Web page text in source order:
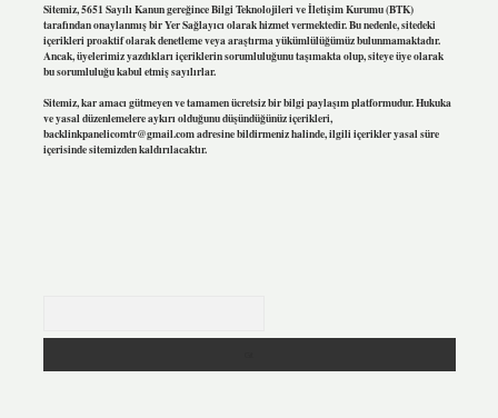
Sitemiz, 5651 Sayılı Kanun gereğince Bilgi Teknolojileri ve İletişim Kurumu (BTK)
tarafından onaylanmış bir Yer Sağlayıcı olarak hizmet vermektedir. Bu nedenle, sitedeki
içerikleri proaktif olarak denetleme veya araştırma yükümlülüğümüz bulunmamaktadır.
Ancak, üyelerimiz yazdıkları içeriklerin sorumluluğunu taşımakta olup, siteye üye olarak
bu sorumluluğu kabul etmiş sayılırlar.
Sitemiz, kar amacı gütmeyen ve tamamen ücretsiz bir bilgi paylaşım platformudur. Hukuka
ve yasal düzenlemelere aykırı olduğunu düşündüğünüz içerikleri,
backlinkpanelicomtr@gmail.comadresine bildirmeniz halinde, ilgili içerikler yasal süre
içerisinde sitemizden kaldırılacaktır.